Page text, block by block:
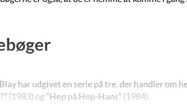
har udgivet en serie på tre, der handler om
(1983) og”Hep på Hop-Hans” (1984).